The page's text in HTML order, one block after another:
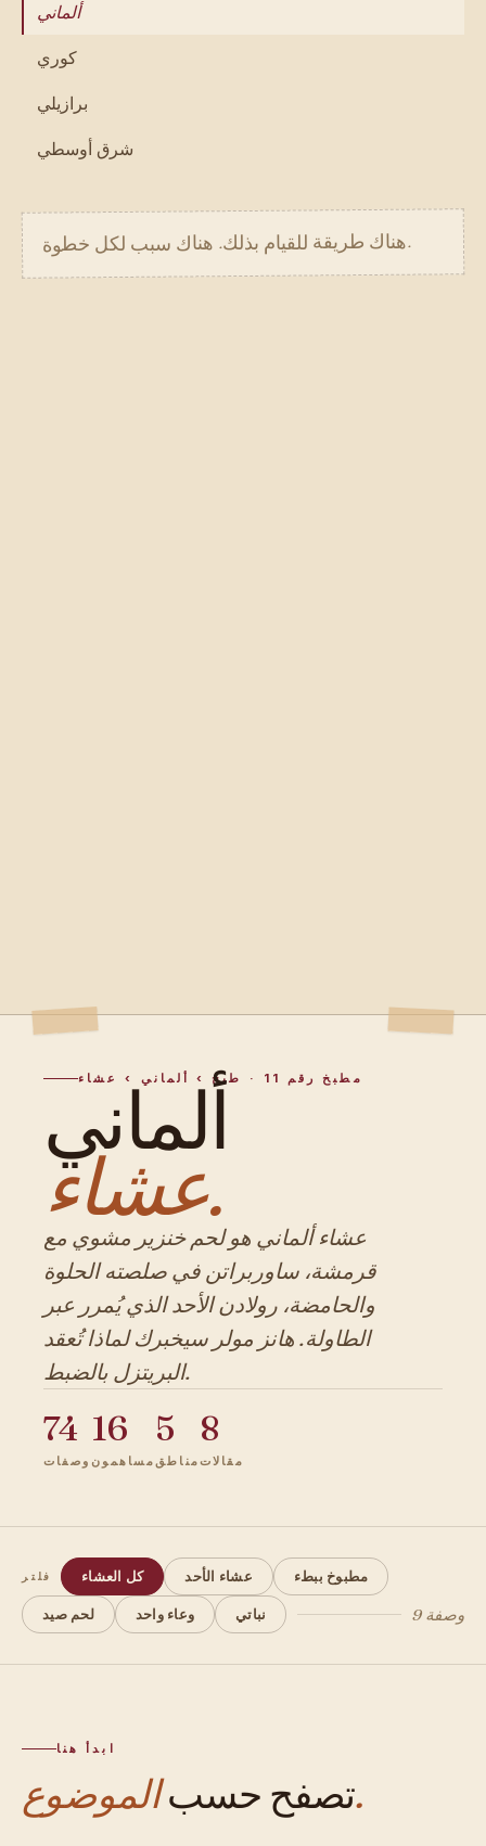
ألماني
كوري
برازيلي
شرق أوسطي
هناك طريقة للقيام بذلك. هناك سبب لكل خطوة.
مطبخ رقم 11 · طبخ › ألماني › عشاء ألماني
عشاء.
عشاء ألماني هو لحم خنزير مشوي مع
قرمشة، ساوربراتن في صلصته الحلوة
والحامضة، رولادن الأحد الذي يُمرر عبر
الطاولة. هانز مولر سيخبرك لماذا تُعقد
البريتزل بالضبط.
74
وصفات
16
مساهمون
5
مناطق
8
مقالات
فلتر كل العشاء عشاء الأحد مطبوخ ببطء
لحم صيد وعاء واحد نباتي 9 وصفة
ابدأ هنا
تصفح حسبالموضوع.